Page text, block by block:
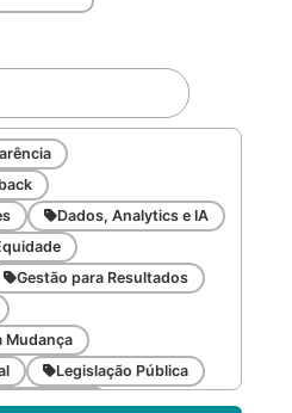
Dados, Analytics e IA
Gestão para Resultados
Mudança
Legislação Pública